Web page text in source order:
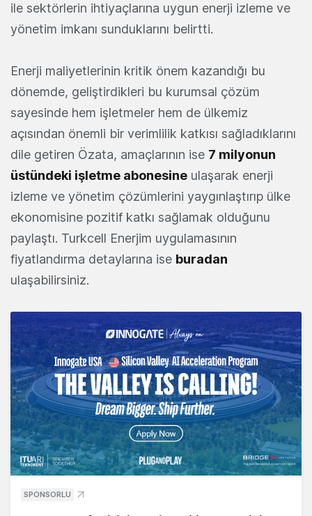
ile sektörlerin ihtiyaçlarına uygun enerji izleme ve
yönetim imkanı sunduklarını belirtti.
Enerji maliyetlerinin kritik önem kazandığı bu
dönemde, geliştirdikleri bu kurumsal çözüm
sayesinde hem işletmeler hem de ülkemiz
açısından önemli bir verimlilik katkısı sağladıklarını
dile getiren Özata, amaçlarının ise 7 milyonun
üstündeki işletme abonesine ulaşarak enerji
izleme ve yönetim çözümlerini yaygınlaştırıp ülke
ekonomisine pozitif katkı sağlamak olduğunu
paylaştı. Turkcell Enerjim uygulamasının
fiyatlandırma detaylarına ise buradan
ulaşabilirsiniz.
SPONSORLU